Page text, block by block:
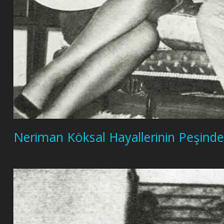
Neriman Köksal Hayallerinin Peşinde